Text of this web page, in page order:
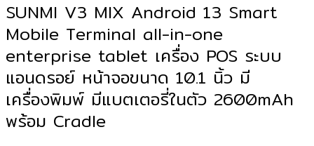
was:
24,500.00฿.
is:
19,000.00฿.
SUNMI V3 MIX Android 13 Smart
Mobile Terminal all-in-one
enterprise tablet เครื่อง POS ระบบ
แอนดรอย์ หน้าจอขนาด 10.1 นิ้ว มี
เครื่องพิมพ์ มีแบตเตอรี่ในตัว 2600mAh
พร้อม Cradle